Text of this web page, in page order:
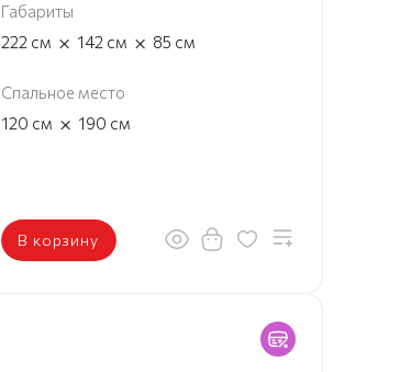
Габариты
222 см × 142 см × 85 см
Спальное место
120 см × 190 см
В корзину